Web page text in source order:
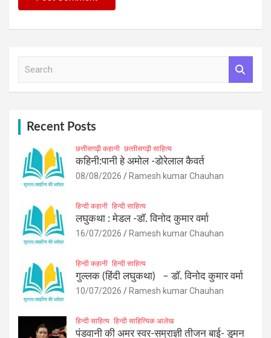
Recent Posts
छत्तीसगढ़ी कहानी छत्‍तीसगढ़ी साहित्‍य
कहिनी:पानी हे अमोल -डोरेलाल कैवर्त
08/08/2026 Ramesh kumar Chauhan
हिन्दी कहानी हिन्दी साहित्य
लघुकथा : मेडल -डॉ. विनोद कुमार वर्मा
16/07/2026 Ramesh kumar Chauhan
हिन्दी कहानी हिन्दी साहित्य
गुल्लक (हिंदी लघुकथा) – डॉ. विनोद कुमार वर्मा
10/07/2026 Ramesh kumar Chauhan
हिन्दी साहित्य हिन्दी साहित्यिक आलेख
पंडवानी की अमर स्वर-सम्राज्ञी तीजन बाई- डुमन